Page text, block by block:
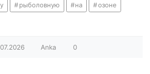
рыболовную на озоне
Anka 0